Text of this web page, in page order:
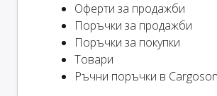
Оферти за продажби
Поръчки за продажби
Поръчки за покупки
Товари
Ръчни поръчки в Cargoson